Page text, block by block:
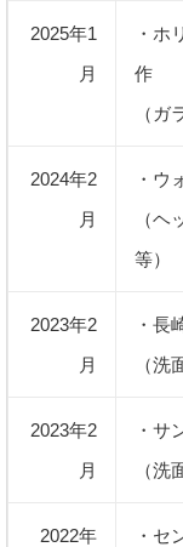
2025年1
月
・ホ
作
（ガ
2024年2
月
・ウ
（
等）
2023年2
月
・長
（洗
2023年2
月
・サ
（洗
2022年
・セ